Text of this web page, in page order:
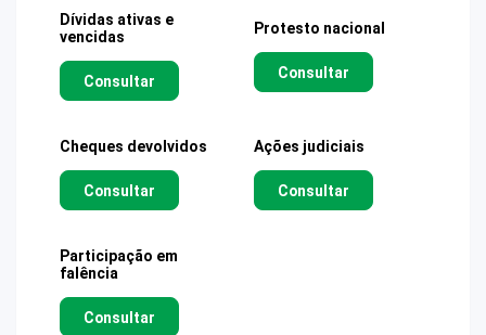
Dívidas ativas e
vencidas
Consultar
Protesto nacional
Consultar
Cheques devolvidos
Consultar
Ações judiciais
Consultar
Participação em
falência
Consultar